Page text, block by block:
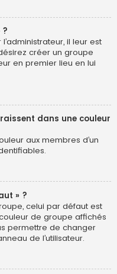
?
il leur est
créer un groupe
en premier lieu en lui
dans une couleur
aux membres d’un
» ?
celui par défaut est
de groupe affichés
permettre de changer
de l’utilisateur.